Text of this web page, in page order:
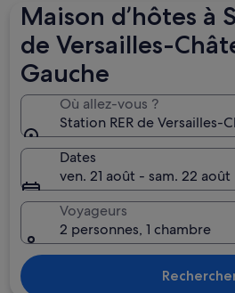
Maison d’hôtes à
de Versailles-
Gauche
Où allez-vous ?
Station RER de Versailles-
Dates
ven. 21 août - sam. 22 août
Voyageurs
2 personnes, 1 chambre